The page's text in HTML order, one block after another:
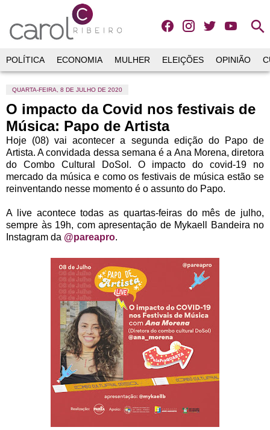
search
POLÍTICA ECONOMIA MULHER ELEIÇÕES OPINIÃO
QUARTA-FEIRA, 8 DE JULHO DE 2020
O impacto da Covid nos festivais de
Música: Papo de Artista
Hoje (08) vai acontecer a segunda edição do Papo de
Artista. A convidada dessa semana é a Ana Morena, diretora
do Combo Cultural DoSol. O impacto do covid-19 no
mercado da música e como os festivais de música estão se
reinventando nesse momento é o assunto do Papo.
A live acontece todas as quartas-feiras do mês de julho,
sempre às 19h, com apresentação de Mykaell Bandeira no
Instagram da @pareapro.